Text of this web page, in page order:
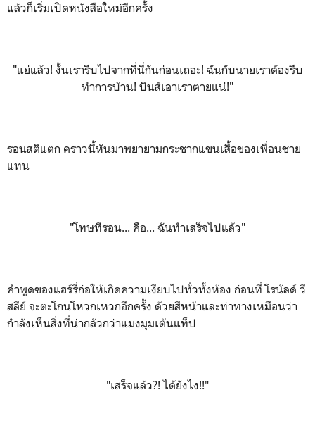
แล้วก็เริ่มเปิดหนังสือใหม่อีกครั้ง
"แย่แล้ว! งั้นเรารีบไปจากที่นี่กันก่อนเถอะ! ฉันกับนายเราต้องรีบ
ทำการบ้าน! บินส์เอาเราตายแน่!"
รอนสติแตก คราวนี้หันมาพยายามกระชากแขนเสื้อของเพื่อนชาย
แทน
"โทษทีรอน... คือ... ฉันทำเสร็จไปแล้ว"
คำพูดของแฮร์รี่ก่อให้เกิดความเงียบไปทั่วทั้งห้อง ก่อนที่ โรนัลด์ วี
สลีย์ จะตะโกนโหวกเหวกอีกครั้ง ด้วยสีหน้าและท่าทางเหมือนว่า
กำลังเห็นสิ่งที่น่ากลัวกว่าแมงมุมเต้นแท็ป
"เสร็จแล้ว?! ได้ยังไง!!"